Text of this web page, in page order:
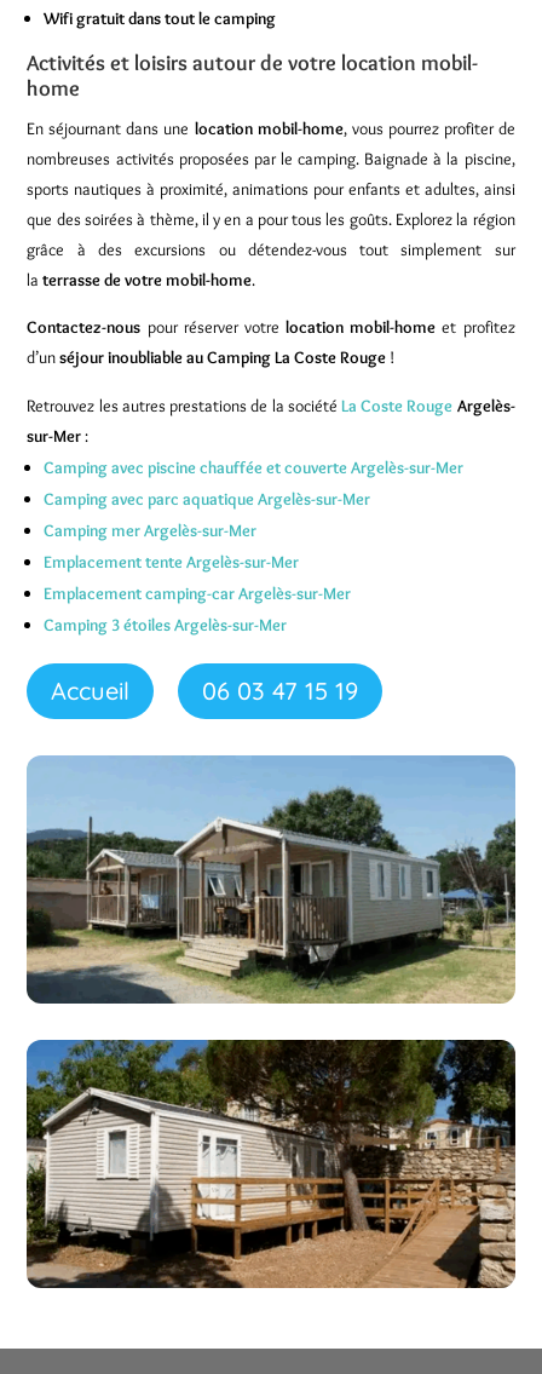
Wifi gratuit dans tout le camping
Activités et loisirs autour de votre location mobil-
home
En séjournant dans une location mobil-home, vous pourrez profiter de
nombreuses activités proposées par le camping. Baignade à la piscine,
sports nautiques à proximité, animations pour enfants et adultes, ainsi
que des soirées à thème, il y en a pour tous les goûts. Explorez la région
grâce à des excursions ou détendez-vous tout simplement sur
laterrasse de votre mobil-home.
Contactez-nous pour réserver votrelocation mobil-home et profitez
d’unséjour inoubliable au Camping La Coste Rouge !
Retrouvez les autres prestations de la société La Coste Rouge Argelès-
sur-Mer:
Camping avec piscine chauffée et couverte Argelès-sur-Mer
Camping avec parc aquatique Argelès-sur-Mer
Camping mer Argelès-sur-Mer
Emplacement tente Argelès-sur-Mer
Emplacement camping-car Argelès-sur-Mer
Camping 3 étoiles Argelès-sur-Mer
Accueil 06 03 47 15 19